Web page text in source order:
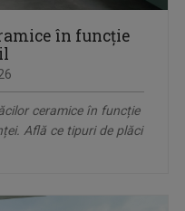
în funcție
ceramice în funcție
Află ce tipuri de plăci